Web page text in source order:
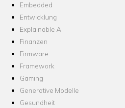
Embedded
Entwicklung
Explainable AI
Finanzen
Firmware
Framework
Gaming
Generative Modelle
Gesundheit